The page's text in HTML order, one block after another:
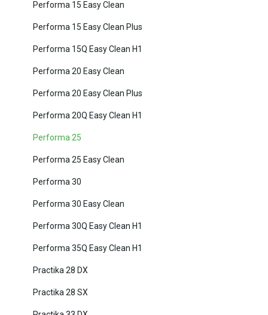
Performa 15 Easy Clean
Performa 15 Easy Clean Plus
Performa 15Q Easy Clean H1
Performa 20 Easy Clean
Performa 20 Easy Clean Plus
Performa 20Q Easy Clean H1
Performa 25
Performa 25 Easy Clean
Performa 30
Performa 30 Easy Clean
Performa 30Q Easy Clean H1
Performa 35Q Easy Clean H1
Practika 28 DX
Practika 28 SX